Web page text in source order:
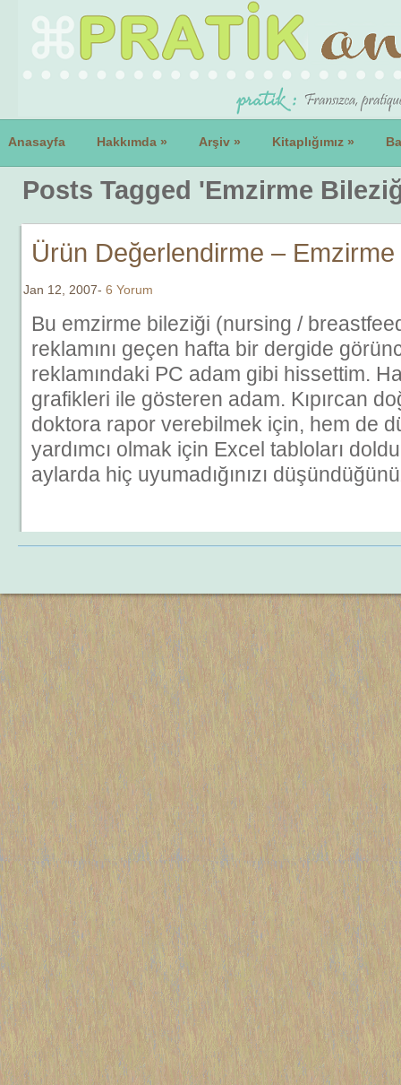
Anasayfa Hakkımda » Arşiv » Kitaplığımız »
Posts Tagged 'Emzirme
Ürün Değerlendirme –
Jan 12, 2007- 6 Yorum
Bu emzirme bileziği (nursing /
reklamını geçen hafta bir dergide
reklamındaki PC adam gibi hissettim.
grafikleri ile gösteren adam. Kıpırcan
doktora rapor verebilmek için, hem de
yardımcı olmak için Excel tabloları
aylarda hiç uyumadığınızı